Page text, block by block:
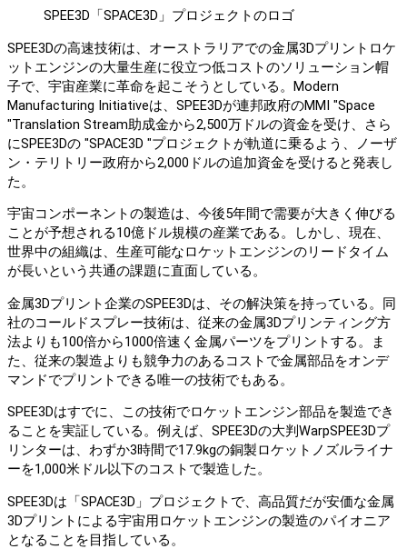
SPEE3D「SPACE3D」プロジェクトのロゴ
SPEE3Dの高速技術は、オーストラリアでの金属3Dプリントロケ
ットエンジンの大量生産に役立つ低コストのソリューション帽
子で、宇宙産業に革命を起こそうとしている。Modern
Manufacturing Initiativeは、SPEE3Dが連邦政府のMMI "Space
"Translation Stream助成金から2,500万ドルの資金を受け、さら
にSPEE3Dの "SPACE3D "プロジェクトが軌道に乗るよう、ノーザ
ン・テリトリー政府から2,000ドルの追加資金を受けると発表し
た。
宇宙コンポーネントの製造は、今後5年間で需要が大きく伸びる
ことが予想される10億ドル規模の産業である。しかし、現在、
世界中の組織は、生産可能なロケットエンジンのリードタイム
が長いという共通の課題に直面している。
金属3Dプリント企業のSPEE3Dは、その解決策を持っている。同
社のコールドスプレー技術は、従来の金属3Dプリンティング方
法よりも100倍から1000倍速く金属パーツをプリントする。ま
た、従来の製造よりも競争力のあるコストで金属部品をオンデ
マンドでプリントできる唯一の技術でもある。
SPEE3Dはすでに、この技術でロケットエンジン部品を製造でき
ることを実証している。例えば、SPEE3Dの大判WarpSPEE3Dプ
リンターは、わずか3時間で17.9kgの銅製ロケットノズルライナ
ーを1,000米ドル以下のコストで製造した。
SPEE3Dは「SPACE3D」プロジェクトで、高品質だが安価な金属
3Dプリントによる宇宙用ロケットエンジンの製造のパイオニア
となることを目指している。